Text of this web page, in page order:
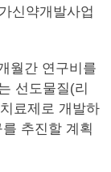
신약개발사업
월간 연구비를
선도물질(리
료제로 개발하
추진할 계획